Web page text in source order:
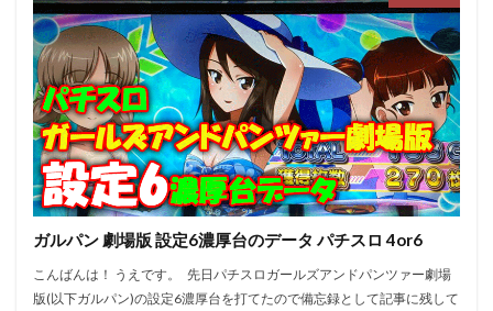
ガルパン 劇場版 設定6濃厚台のデータ パチスロ 4or6
こんばんは！ うえです。 先日パチスロガールズアンドパンツァー劇場
版(以下ガルパン)の設定6濃厚台を打てたので備忘録として記事に残して
寺ひまわり軍団
ワンダーランド三潴
レア台
年末年始
マジハロ
ファンキー
ファンキージャグラー
ファンファクトリー栄
フェイス飯塚
ブラクラ4 プラザ2
プラザ3
ベル抜き
マイジャグ
マイジャグラー
マギアレコード
マクロス２
マシンガン
マジハロ5
ルパン マジハロ8
マルハン
マルハン二又瀬
ミリオンゴッド
モンキー2
モンキー4
モンスターハンター
モンハン月下